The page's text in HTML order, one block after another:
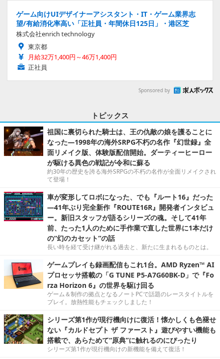
ゲーム向けUIデザイナーアシスタント・IT・ゲーム業界志
望/有給消化率高い「正社員・年間休日125日」・港区芝
株式会社enrich technology
東京都
月給32万1,400円～46万1,400円
正社員
Sponsored by
トピックス
祖国に裏切られた騎士は、王の仇敵の娘を護ることに
なった―1998年の海外SRPG不朽の名作『幻世録』全
面リメイク版、体験版配信開始。ダーティーヒーロー
が駆ける異色の戦記が令和に蘇る
約30年の歴史を誇る海外SRPGの不朽の名作が全面リメイクされ
て登場！
車が変形してロボになった、でも『ルート16』だった
―41年ぶり完全新作『ROUTE16R』開発者インタビュ
ー。新旧スタッフが語るシリーズの魂。そして41年
前、たった1人のために手作業で直した世界に1本だけ
の“幻のカセット”の話
長い時を経て受け継がれる過去と、新たに生まれるものとは。
ゲームプレイも録画配信もこれ1台。AMD Ryzen™ AI
プロセッサ搭載の「G TUNE P5-A7G60BK-D」で『Fo
rza Horizon 6』の世界を駆け回る
ゲーム＆制作の拠点となるノートPCで話題のレースタイトルを
プレイ。放熱性能もチェックしました！
シリーズ第1作が現行機向けに復活！懐かしくも色褪せ
ない『カルドセプト ザ ファースト』遊びやすい機能も
搭載で、あらためて“原典”に触れるのにぴったり
シリーズ第1作が現行機向けの新機能を備えて復活！